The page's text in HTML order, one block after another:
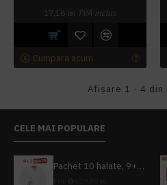
17,16 lei TVA inclus
Cumpara acum
Afişare 1 - 4 din
CELE MAI POPULARE
Pachet 10 halate, 9+1 gratuit